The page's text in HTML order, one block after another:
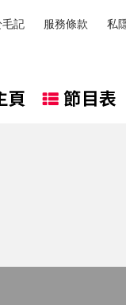
毛記 服務條款 私